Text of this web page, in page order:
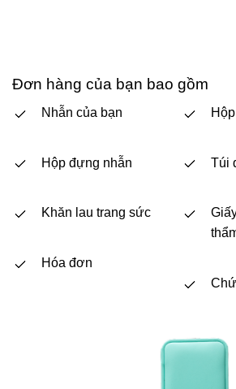
Đơn hàng của bạn bao gồm
Nhẫn của bạn
Hộp đựng nhẫn
Khăn lau trang sức
Hóa đơn
Túi